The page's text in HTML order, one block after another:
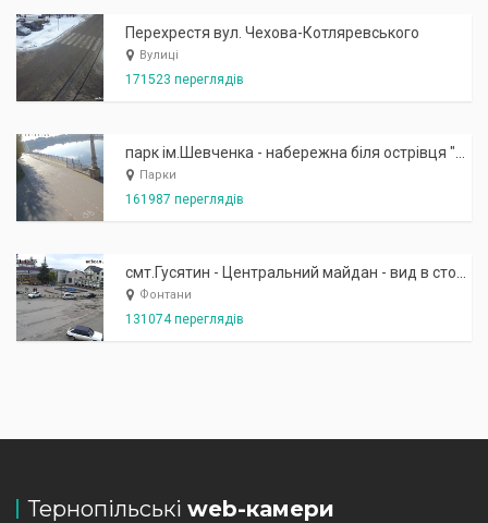
Перехрестя вул. Чехова-Котляревського
Вулиці
171523 переглядів
Парки
161987 переглядів
Фонтани
131074 переглядів
Тернопільські web-камери